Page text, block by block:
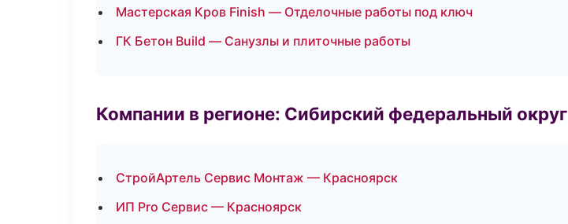
Мастерская Кров Finish — Отделочные работы под ключ
ГК Бетон Build — Санузлы и плиточные работы
Компании в регионе: Сибирский федеральный округ
СтройАртель Сервис Монтаж — Красноярск
ИП Pro Сервис — Красноярск